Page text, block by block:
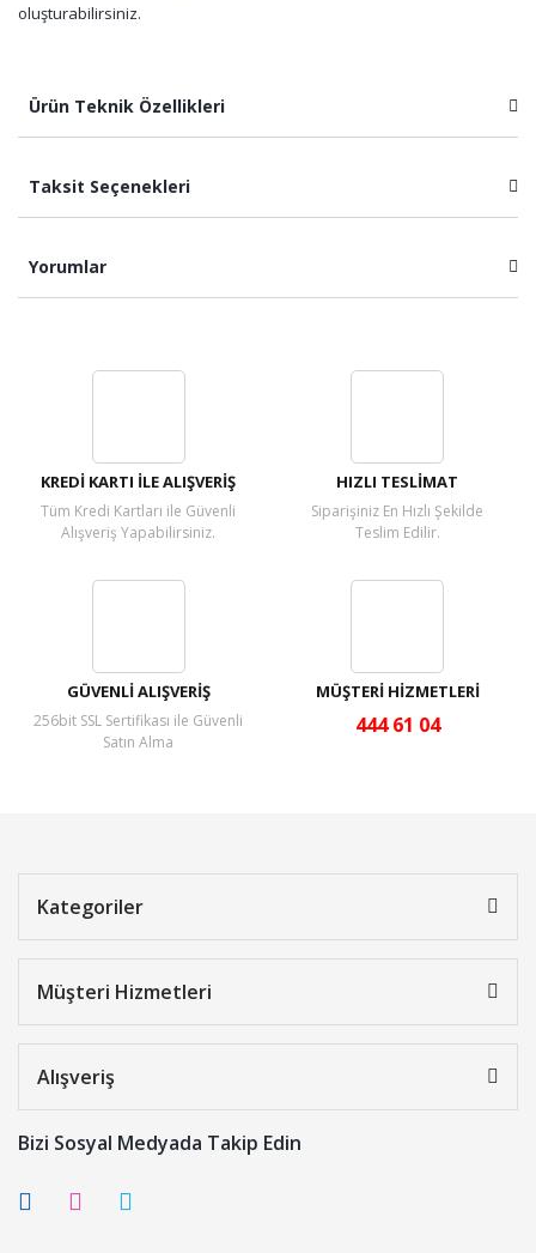
oluşturabilirsiniz.
Ürün Teknik Özellikleri
Taksit Seçenekleri
Yorumlar
KREDİ KARTI İLE ALIŞVERİŞ
Tüm Kredi Kartları ile Güvenli
Alışveriş Yapabilirsiniz.
HIZLI TESLİMAT
Siparişiniz En Hızlı Şekilde
Teslim Edilir.
GÜVENLİ ALIŞVERİŞ
256bit SSL Sertifikası ile Güvenli
Satın Alma
MÜŞTERİ HİZMETLERİ
444 61 04
Kategoriler
Müşteri Hizmetleri
Alışveriş
Bizi Sosyal Medyada Takip Edin